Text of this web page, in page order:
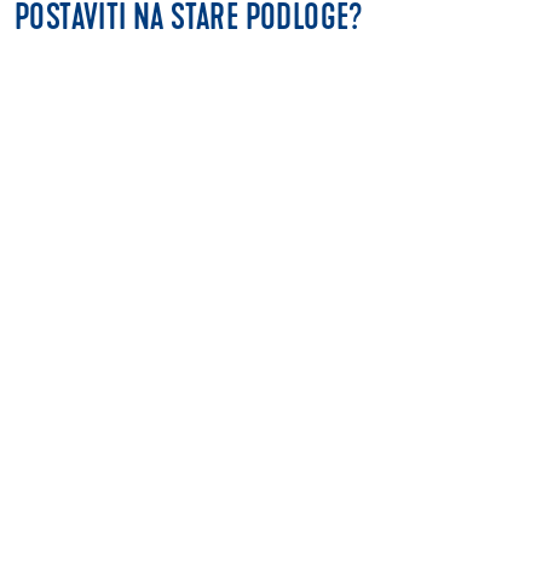
POSTAVITI NA STARE PODLOGE?